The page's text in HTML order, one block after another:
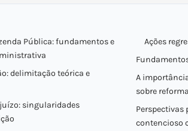
Pública: fundamentos e
delimitação teórica e
singularidades
Ações
A
sobre reforma
Perspectivas
contencioso